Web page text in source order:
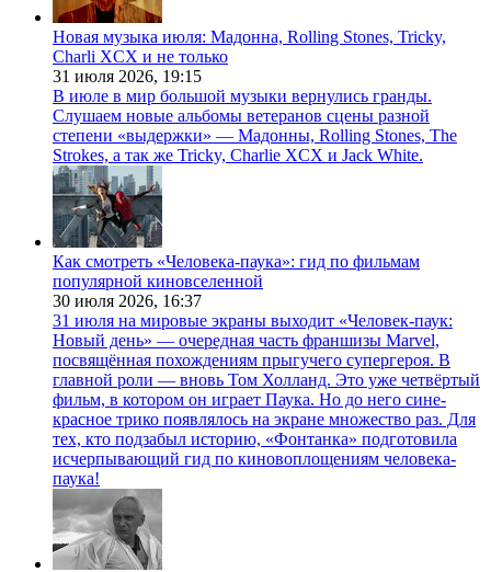
Новая музыка июля: Мадонна, Rolling Stones, Tricky,
Charli XCX и не только
31 июля 2026, 19:15
В июле в мир большой музыки вернулись гранды.
Слушаем новые альбомы ветеранов сцены разной
степени «выдержки» — Мадонны, Rolling Stones, The
Strokes, а так же Tricky, Charlie XCX и Jack White.
Как смотреть «Человека-паука»: гид по фильмам
популярной киновселенной
30 июля 2026, 16:37
31 июля на мировые экраны выходит «Человек-паук:
Новый день» — очередная часть франшизы Marvel,
посвящённая похождениям прыгучего супергероя. В
главной роли — вновь Том Холланд. Это уже четвёртый
фильм, в котором он играет Паука. Но до него сине-
красное трико появлялось на экране множество раз. Для
тех, кто подзабыл историю, «Фонтанка» подготовила
исчерпывающий гид по киновоплощениям человека-
паука!